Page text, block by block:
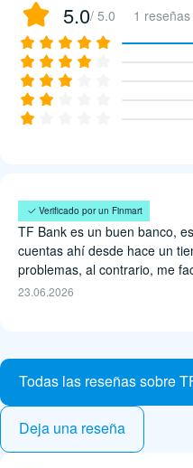
5.0/ 5.0 1 reseñas
José Navarro
TF Bank es un buen banco,
cuentas ahí desde hace un
problemas, al contrario, me
23.06.2026
Verificado por un Finmart
Todas las reseñas sobre
Deja una reseña